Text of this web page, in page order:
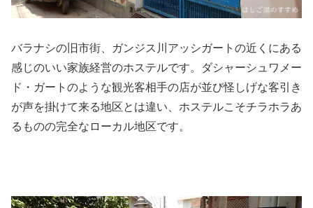
バラナシの旧市街、ガンジス川アッシガートの近くにある
感じのいい家族経営のホステルです。ダシャーシュワメー
ド・ガートのような観光客相手の店が並び怪しげな客引き
が声を掛けて来る地区とは違い、ホステルこそチラホラあ
るものの完全なローカル地区です。